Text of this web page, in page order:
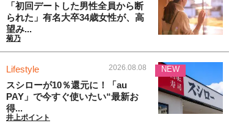
「初回デートした男性全員から断
られた」有名大卒34歳女性が、高
望み...
菊乃
Lifestyle 2026.08.08
スシローが10％還元に！「au
PAY」で今すぐ使いたい“最新お
得...
井上ポイント
NEW